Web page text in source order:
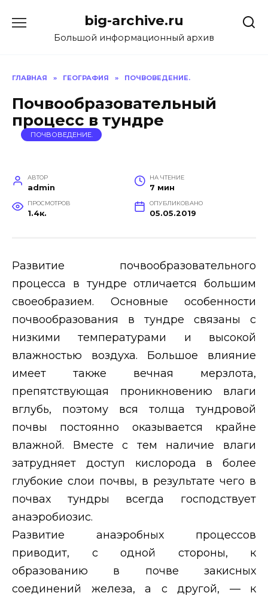
содержанию
big-archive.ru
Большой информационный архив
ГЛАВНАЯ » ГЕОГРАФИЯ » ПОЧВОВЕДЕНИЕ.
Почвообразовательный
процесс в тундре
ПОЧВОВЕДЕНИЕ.
АВТОР
admin
НА ЧТЕНИЕ
7 мин
ПРОСМОТРОВ
1.4к.
ОПУБЛИКОВАНО
05.05.2019
Развитие почвообразовательного
процесса в тундре отличается большим
своеобразием. Основные особенности
почвообразования в тундре связаны с
низкими температурами и высокой
влажностью воздуха. Большое влияние
имеет также вечная мерзлота,
препятствующая проникновению влаги
вглубь, поэтому вся толща тундровой
почвы постоянно оказывается крайне
влажной. Вместе с тем наличие влаги
затрудняет доступ кислорода в более
глубокие слои почвы, в результате чего в
почвах тундры всегда господствует
анаэробиозис.
Развитие анаэробных процессов
приводит, с одной стороны, к
образованию в почве закисных
соединений железа, а с другой, — к